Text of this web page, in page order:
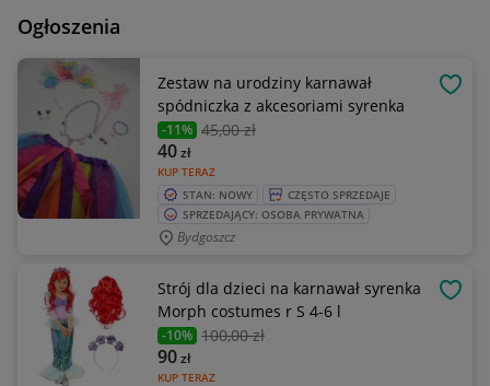
Ogłoszenia
Zestaw na urodziny karnawał
spódniczka z akcesoriami syrenka
-11% 45,00 zł
KUP TERAZ
40zł
STAN: NOWY
CZĘSTO SPRZEDAJE
SPRZEDAJĄCY: OSOBA PRYWATNA
Bydgoszcz
Strój dla dzieci na karnawał syrenka
Morph costumes r S 4-6 l
-10% 100,00 zł
KUP TERAZ
90zł